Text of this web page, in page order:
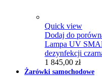
Quick view
Dodaj do
Lampa UV
dezynfekcji
1 845,00 zł
Żarówki samochodowe